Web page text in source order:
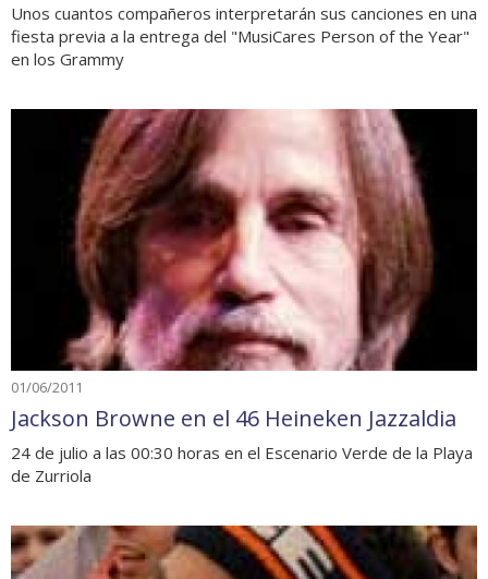
Unos cuantos compañeros interpretarán sus canciones en una
fiesta previa a la entrega del "MusiCares Person of the Year"
en los Grammy
01/06/2011
Jackson Browne en el 46 Heineken Jazzaldia
24 de julio a las 00:30 horas en el Escenario Verde de la Playa
de Zurriola